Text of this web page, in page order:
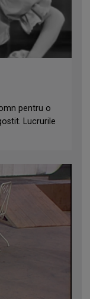
pentru o
Lucrurile